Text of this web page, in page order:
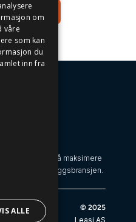
fordel ved å maksimere
i bygg- og anleggsbransjen.
© 2025
Leasi AS
om
våre
som kan
du
inn fra
ALLE